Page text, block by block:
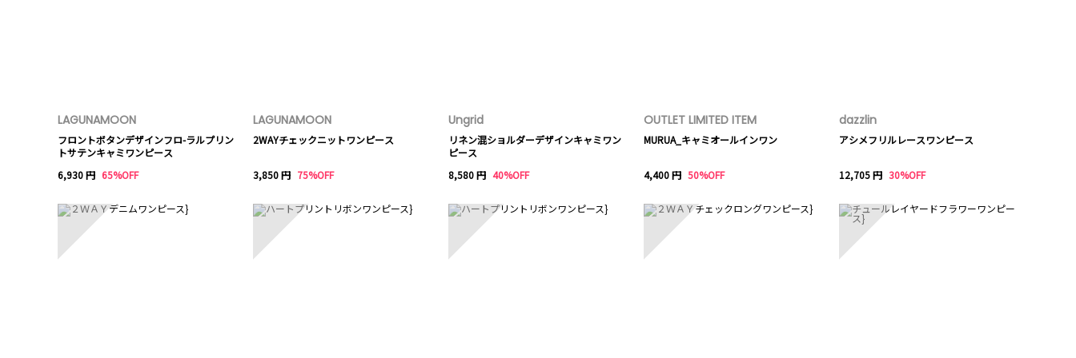
LAGUNAMOON
フロントボタンデザインフロ-ラルプリン
トサテンキャミワンピース
6,930 円 65%OFF
LAGUNAMOON
2WAYチェックニットワンピース
3,850 円 75%OFF
Ungrid
リネン混ショルダーデザインキャミワン
ピース
8,580 円 40%OFF
OUTLET LIMITED ITEM
MURUA_キャミオールインワン
4,400 円 50%OFF
dazzlin
アシメフリルレースワンピース
12,705 円 30%OFF